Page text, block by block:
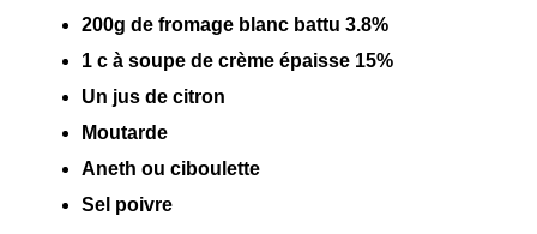
200g de fromage blanc battu 3.8%
1 c à soupe de crème épaisse 15%
Un jus de citron
Moutarde
Aneth ou ciboulette
Sel poivre